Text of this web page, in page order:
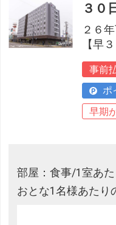
３０
２６
【早
事前
ポ
早期
部屋：食事/1室あ
おとな1名様あたり